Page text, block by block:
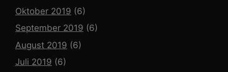
Oktober 2019 (6)
September 2019 (6)
August 2019 (6)
Juli 2019 (6)